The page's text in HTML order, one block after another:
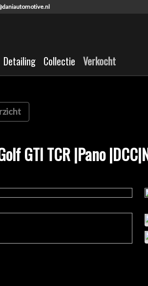
Detailing Collectie Verkocht
GTI TCR |Pano